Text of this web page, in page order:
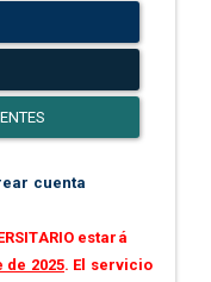
cuenta
estará
de 2025. El servicio